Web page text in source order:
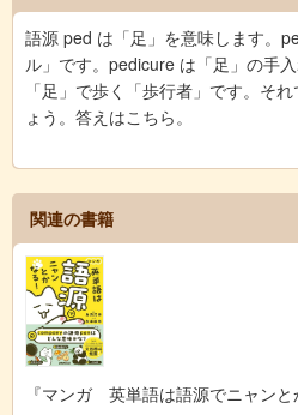
語源 ped は「足」を意味します。
ル」です。pedicure は「足」の手
「足」で歩く「歩行者」です。そ
ょう。答えはこちら。
関連の書籍
『マンガ 英単語は語源でニャンと